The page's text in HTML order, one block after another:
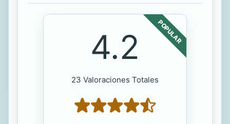
POPULAR
4.2
23 Valoraciones Totales